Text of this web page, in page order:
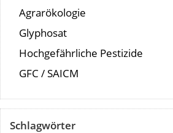
Agrarökologie
Glyphosat
Hochgefährliche Pestizide
GFC / SAICM
Schlagwörter